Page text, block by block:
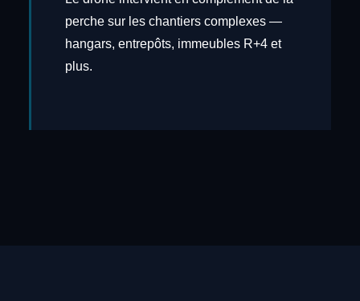
perche sur les chantiers complexes —
hangars, entrepôts, immeubles R+4 et
plus.